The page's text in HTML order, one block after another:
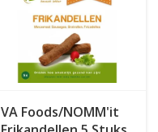
VA Foods/NOMM'it